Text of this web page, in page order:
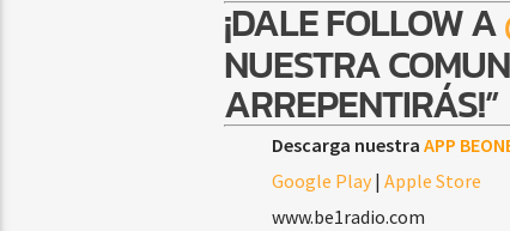
¡DALE FOLLOW A
NUESTRA
ARREPENTIRÁS!”
Descarga nuestra APP
Google Play| Apple Store
www.be1radio.com